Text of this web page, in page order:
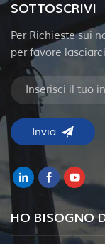
SOTTOSCRIVI
Per Richieste sui
per favore
HO BISOGNO